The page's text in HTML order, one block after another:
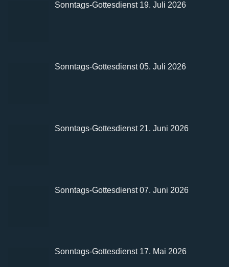
Sonntags-Gottesdienst 19. Juli 2026
Sonntags-Gottesdienst 05. Juli 2026
Sonntags-Gottesdienst 21. Juni 2026
Sonntags-Gottesdienst 07. Juni 2026
Sonntags-Gottesdienst 17. Mai 2026